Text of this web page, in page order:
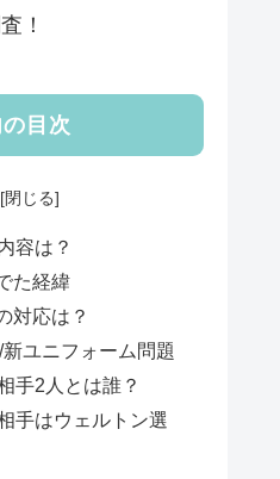
！
目次
容は？
た経緯
対応は？
ユニフォーム問題
手2人とは誰？
手はウェルトン選